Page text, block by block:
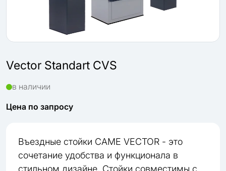
Vector Standart CVS
в наличии
Цена по запросу
Въездные стойки CAME VECTOR - это
сочетание удобства и функционала в
стильном дизайне. Стойки совместимы с